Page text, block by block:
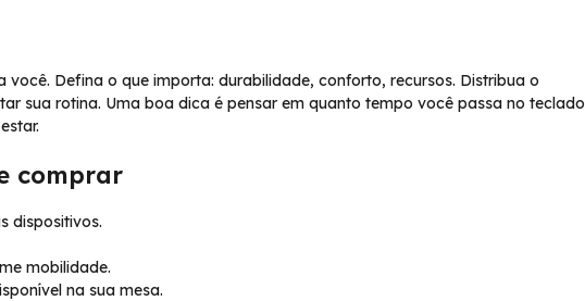
você. Defina o que importa: durabilidade, conforto, recursos. Distribua o
sua rotina. Uma boa dica é pensar em quanto tempo você passa no teclado
comprar
dispositivos.
mobilidade.
na sua mesa.